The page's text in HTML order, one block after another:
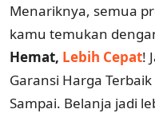
Menariknya, semua
kamu temukan
Hemat, Lebih Cepat!
Garansi Harga
Sampai. Belanja jadi